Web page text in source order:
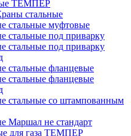
ТЕМПЕР
стальные
стальные муфтовые
стальные под приварку
стальные под приварку
стальные фланцевые
стальные фланцевые
стальные со штампованным
Маршал не стандарт
для газа ТЕМПЕР